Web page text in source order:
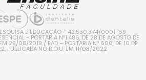
E EDUCAÇÃO - 42.530.374/0001-69
- PORTARIA Nº1.486, DE 28 DE AGOSTO DE
29/08/2019 / EAD – PORTARIA Nº 600, DE 10 DE
PUBLICADA NO D.O.U. EM 11/08/2022